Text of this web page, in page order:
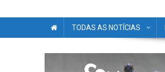
TODAS AS NOTÍCIAS